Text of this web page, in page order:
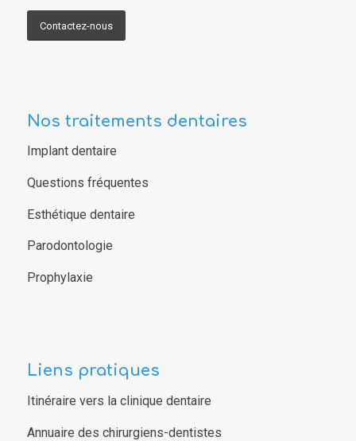
Contactez-nous
Nos traitements dentaires
Implant dentaire
Questions fréquentes
Esthétique dentaire
Parodontologie
Prophylaxie
Liens pratiques
Itinéraire vers la clinique dentaire
Annuaire des chirurgiens-dentistes